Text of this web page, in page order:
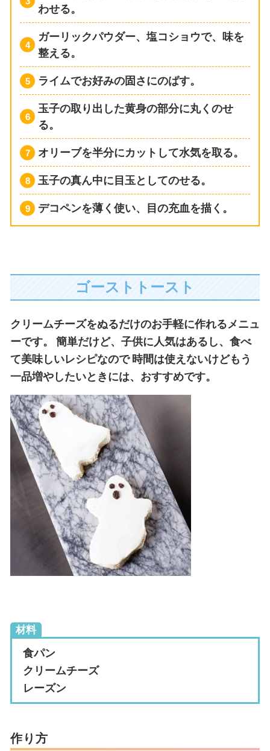
わせる。
ガーリックパウダー、塩コショウで、味を
整える。
ライムでお好みの固さにのばす。
玉子の取り出した黄身の部分に丸くのせ
る。
オリーブを半分にカットして水気を取る。
玉子の真ん中に目玉としてのせる。
デコペンを薄く使い、目の充血を描く。
ゴーストトースト
クリームチーズをぬるだけのお手軽に作れるメニュ
ーです。
簡単だけど、子供に人気はあるし、食べ
て美味しいレシピなので時間は使えないけどもう
一品増やしたいときには、おすすめです。
材料
食パン
クリームチーズ
レーズン
作り方